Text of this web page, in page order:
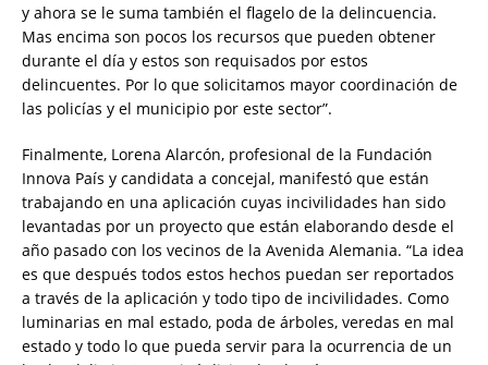
y ahora se le suma también el flagelo de la delincuencia.
Mas encima son pocos los recursos que pueden obtener
durante el día y estos son requisados por estos
delincuentes. Por lo que solicitamos mayor coordinación de
las policías y el municipio por este sector”.
Finalmente, Lorena Alarcón, profesional de la Fundación
Innova País y candidata a concejal, manifestó que están
trabajando en una aplicación cuyas incivilidades han sido
levantadas por un proyecto que están elaborando desde el
año pasado con los vecinos de la Avenida Alemania. “La idea
es que después todos estos hechos puedan ser reportados
a través de la aplicación y todo tipo de incivilidades. Como
luminarias en mal estado, poda de árboles, veredas en mal
estado y todo lo que pueda servir para la ocurrencia de un